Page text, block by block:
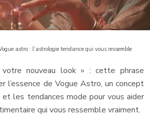
astro : l’astrologie tendance qui vous ressemble
votre nouveau look » : cette phrase
l’essence de Vogue Astro, un concept
et les tendances mode pour vous aider
qui vous ressemble vraiment.